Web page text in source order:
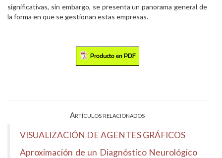
significativas, sin embargo, se presenta un panorama general de
la forma en que se gestionan estas empresas.
Artículos relacionados
VISUALIZACIÓN DE AGENTES GRÁFICOS
Aproximación de un Diagnóstico Neurológico